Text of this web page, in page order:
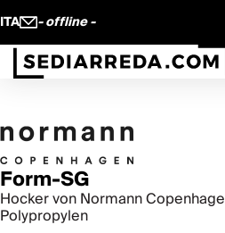
ITA - offline -
Form-SG
Hocker von Normann
Polypropylen